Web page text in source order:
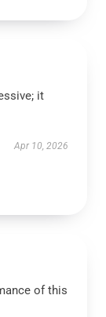
it
Apr 10, 2026
of this